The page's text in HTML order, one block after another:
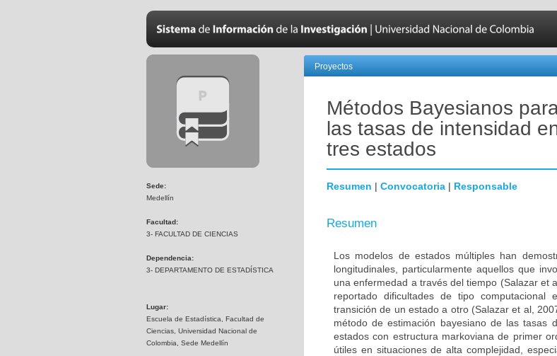
Sede:
Medellín
Facultad:
3- FACULTAD DE CIENCIAS
Dependencia:
3- DEPARTAMENTO DE ESTADÍSTICA
Lugar:
Escuela de Estadística, Facultad de
Ciencias, Universidad Nacional de
Colombia, Sede Medellín
Proyectos
Métodos Bayesianos
las tasas de intensidad
tres estados
Resumen | Convocatoria | Responsable
Resumen
Los modelos de estados múltiples han
longitudinales, particularmente aquellos que
una enfermedad a través del tiempo (Salazar et
reportado dificultades de tipo
transición de un estado a otro (Salazar et al,
método de estimación bayesiano de las tasas
estados con estructura markoviana de primer
útiles en situaciones de alta complejidad,